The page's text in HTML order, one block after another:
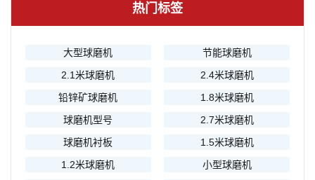
热门标签
大型球磨机
节能球磨机
2.1米球磨机
2.4米球磨机
铅锌矿球磨机
1.8米球磨机
球磨机型号
2.7米球磨机
球磨机衬板
1.5米球磨机
1.2米球磨机
小型球磨机